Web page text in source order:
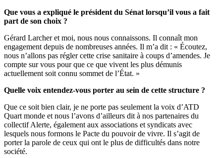
Que vous a expliqué le président du Sénat lorsqu’il vous a fait
part de son choix ?
Gérard Larcher et moi, nous nous connaissons. Il connaît mon
engagement depuis de nombreuses années. Il m’a dit : « Écoutez,
nous n’allons pas régler cette crise sanitaire à coups d’amendes. Je
compte sur vous pour que ce que vivent les plus démunis
actuellement soit connu sommet de l’État. »
Quelle voix entendez-vous porter au sein de cette structure ?
Que ce soit bien clair, je ne porte pas seulement la voix d’ATD
Quart monde et nous l’avons d’ailleurs dit à nos partenaires du
collectif Alerte, également aux associations et syndicats avec
lesquels nous formons le Pacte du pouvoir de vivre. Il s’agit de
porter la parole de ceux qui ont le plus de difficultés dans notre
société.